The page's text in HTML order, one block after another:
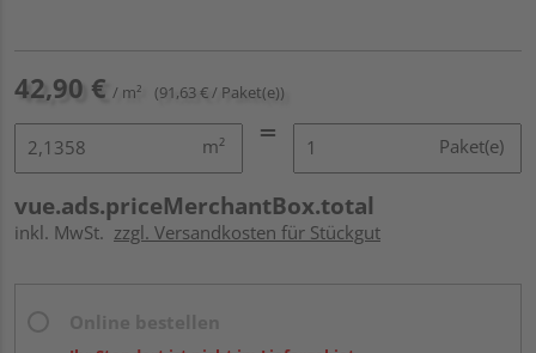
42,90 € / m² (91,63 € / Paket(e))
m² Paket(e)
vue.ads.priceMerchantBox.total
inkl. MwSt. zzgl. Versandkosten für Stückgut